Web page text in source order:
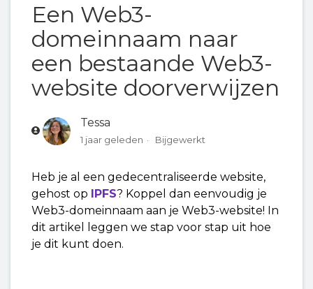
Een Web3-domeinnaam beheren
Een profielpagina op je Web3-domeinnaam
publiceren
Een Web3-domeinnaam koppelen aan een
crypto-wallet
Een Web3-domeinnaam naar een bestaande
Web3-website doorverwijzen
Een website op je Web3-domeinnaam
publiceren
Een Web3-
domeinnaam naar
een bestaande Web3-
website doorverwijzen
Tessa
1 jaar geleden Bijgewerkt
Heb je al een gedecentraliseerde website,
gehost op
IPFS? Koppel dan eenvoudig je
Web3-domeinnaam aan je Web3-website! In
dit artikel leggen we stap voor stap uit hoe
je dit kunt doen.